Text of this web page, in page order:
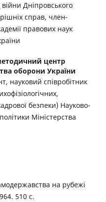
Дніпровського
справ, член-
правових наук
центр
оборони України
науковий співробітник
безпеки) Науково-
Міністерства
на рубежі
510 с.